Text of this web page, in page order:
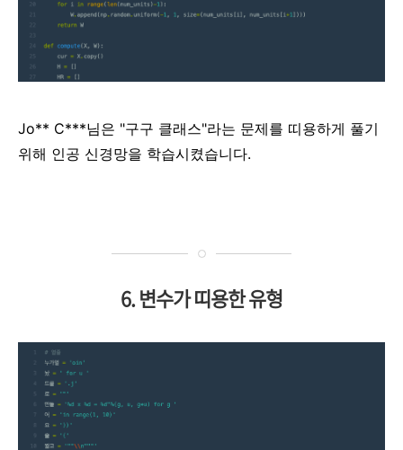
Jo** C***님은 "구구 클래스"라는 문제를 띠용하게 풀기
위해 인공 신경망을 학습시켰습니다.
6. 변수가 띠용한 유형